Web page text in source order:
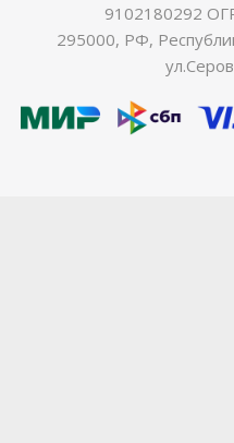
9102180292
295000, РФ,